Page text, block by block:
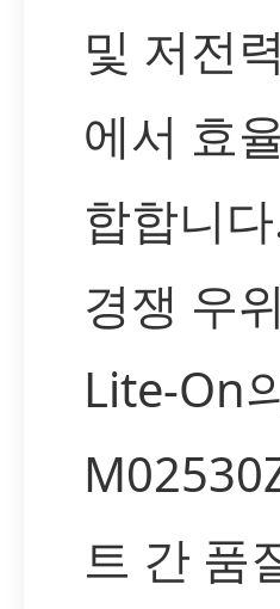
및 저전
에서 효
합합니
경쟁 우
Lite-On
트 간 품